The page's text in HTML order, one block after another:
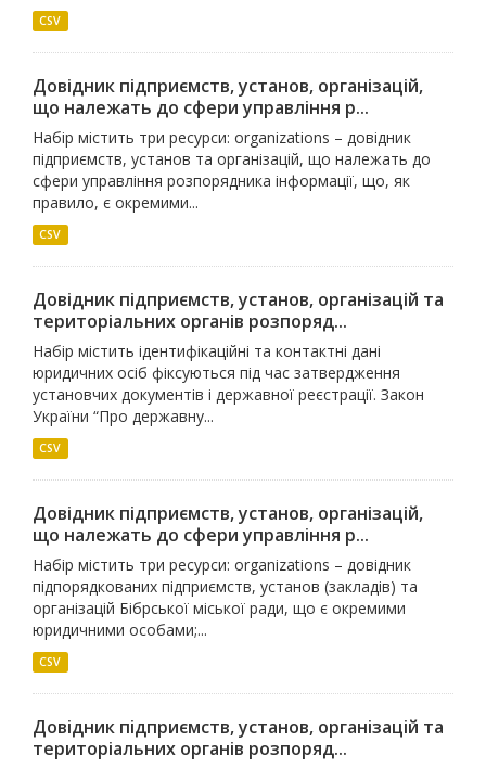
CSV
Довідник підприємств, установ, організацій,
що належать до сфери управління р...
Набір містить три ресурси: organizations – довідник
підприємств, установ та організацій, що належать до
сфери управління розпорядника інформації, що, як
правило, є окремими...
CSV
Довідник підприємств, установ, організацій та
територіальних органів розпоряд...
Набір містить ідентифікаційні та контактні дані
юридичних осіб фіксуються під час затвердження
установчих документів і державної реєстрації. Закон
України “Про державну...
CSV
Довідник підприємств, установ, організацій,
що належать до сфери управління р...
Набір містить три ресурси: organizations – довідник
підпорядкованих підприємств, установ (закладів) та
організацій Бібрської міської ради, що є окремими
юридичними особами;...
CSV
Довідник підприємств, установ, організацій та
територіальних органів розпоряд...